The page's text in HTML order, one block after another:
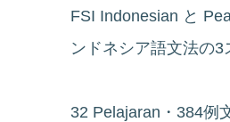
FSI Indonesian と
ンドネシア語文法の3
32 Pelajaran・384